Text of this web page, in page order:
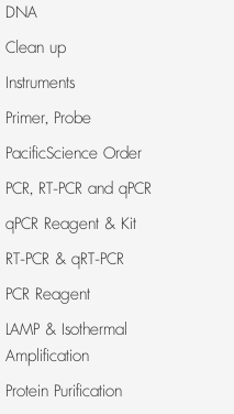
DNA
Clean up
Instruments
Primer, Probe
PacificScience Order
PCR, RT-PCR and qPCR
qPCR Reagent & Kit
RT-PCR & qRT-PCR
PCR Reagent
LAMP & Isothermal
Amplification
Protein Purification